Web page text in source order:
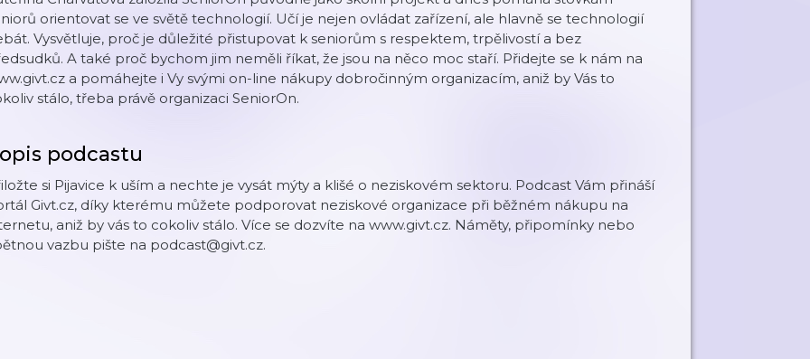
orientovat se ve světě technologií. Učí je nejen ovládat zařízení, ale hlavně se technologií
Vysvětluje, proč je důležité přistupovat k seniorům s respektem, trpělivostí a bez
A také proč bychom jim neměli říkat, že jsou na něco moc staří. Přidejte se k nám na
a pomáhejte i Vy svými on-line nákupy dobročinným organizacím, aniž by Vás to
stálo, třeba právě organizaci SeniorOn.
podcastu
si Pijavice k uším a nechte je vysát mýty a klišé o neziskovém sektoru. Podcast Vám přináší
Givt.cz, díky kterému můžete podporovat neziskové organizace při běžném nákupu na
aniž by vás to cokoliv stálo. Více se dozvíte na www.givt.cz. Náměty, připomínky nebo
vazbu pište na podcast@givt.cz.